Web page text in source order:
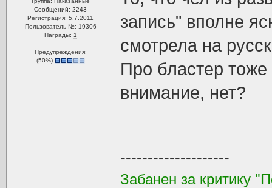
Сообщений: 2243
Регистрация: 5.7.2011
Пользователь №: 19306
Награды: 1
Предупреждения:
(50%)
запись" вполне
смотрела на
Про бластер
внимание, нет?
--------------------
Забанен за критику